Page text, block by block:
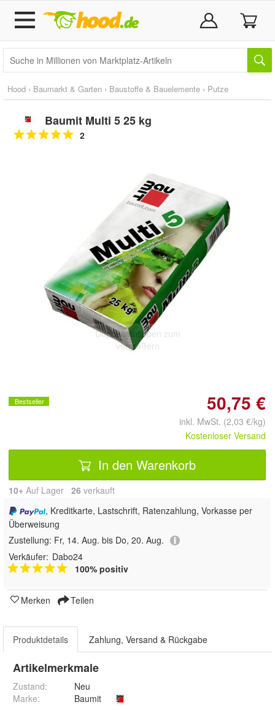
Hood › Baumarkt & Garten › Baustoffe & Bauelemente › Putze
Baumit Multi 5 25 kg
2
Doppelt antippen zum
vergrößern
Bestseller 50,75 €
inkl. MwSt. (2,03 €/kg)
Kostenloser Versand
In den Warenkorb
10+ Auf Lager 26 verkauft
, Kreditkarte, Lastschrift, Ratenzahlung, Vorkasse per
Überweisung
Zustellung: Fr, 14. Aug. bis Do, 20. Aug.
Verkäufer: Dabo24
100% positiv
Merken Teilen
Produktdetails Zahlung, Versand & Rückgabe
Artikelmerkmale
Zustand:
Neu
Marke:
Baumit